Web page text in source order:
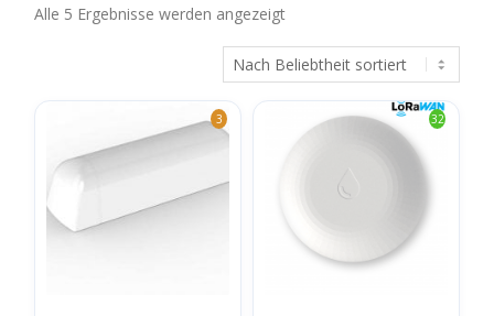
Alle 5 Ergebnisse werden angezeigtNach
Beliebtheit
sortiert
3 32